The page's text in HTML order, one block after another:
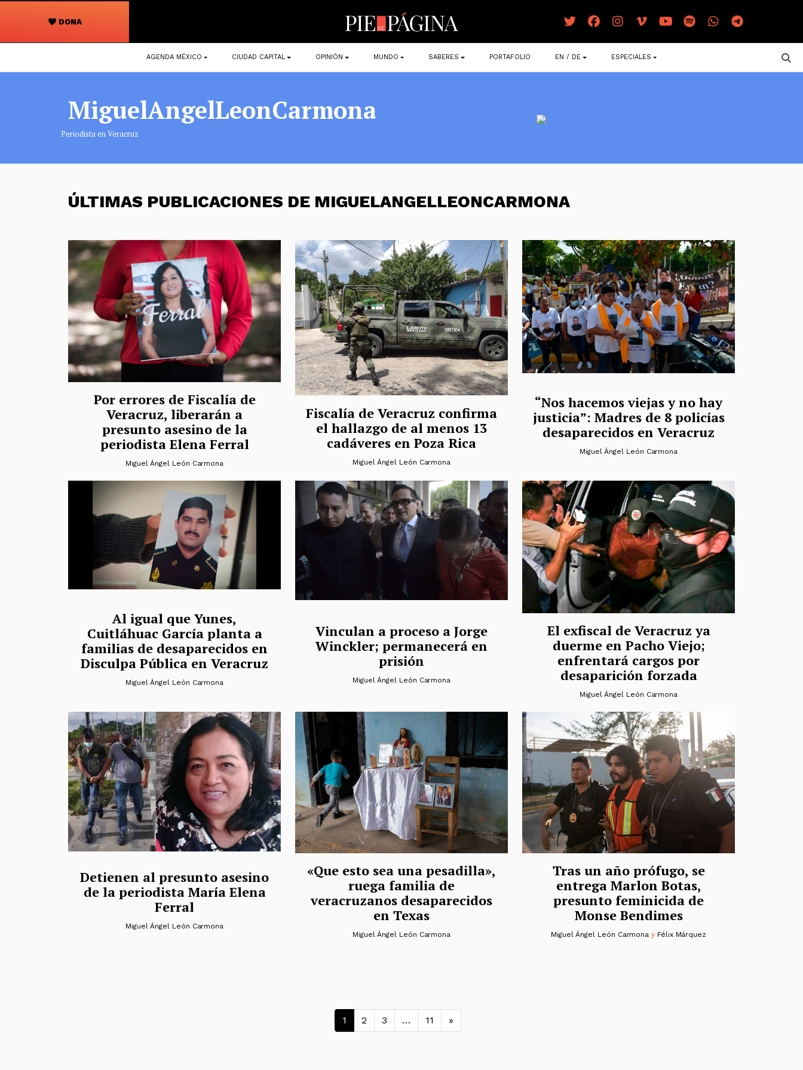
DONA
Navegación
principal
AGENDA MÉXICO CIUDAD CAPITAL OPINIÓN MUNDO SABERES PORTAFOLIO EN / DE ESPECIALES
MiguelAngelLeonCarmona
Periodista en Veracruz
ÚLTIMAS PUBLICACIONES DE MIGUELANGELLEONCARMONA
Por errores de Fiscalía de
Veracruz, liberarán a
presunto asesino de la
periodista Elena Ferral
Miguel Ángel León Carmona
Fiscalía de Veracruz confirma
el hallazgo de al menos 13
cadáveres en Poza Rica
Miguel Ángel León Carmona
“Nos hacemos viejas y no hay
justicia”: Madres de 8 policías
desaparecidos en Veracruz
Miguel Ángel León Carmona
Al igual que Yunes,
Cuitláhuac García planta a
familias de desaparecidos en
Disculpa Pública en Veracruz
Miguel Ángel León Carmona
Vinculan a proceso a Jorge
Winckler; permanecerá en
prisión
Miguel Ángel León Carmona
El exfiscal de Veracruz ya
duerme en Pacho Viejo;
enfrentará cargos por
desaparición forzada
Miguel Ángel León Carmona
Detienen al presunto asesino
de la periodista María Elena
Ferral
Miguel Ángel León Carmona
«Que esto sea una pesadilla»,
ruega familia de
veracruzanos desaparecidos
en Texas
Miguel Ángel León Carmona
Tras un año prófugo, se
entrega Marlon Botas,
presunto feminicida de
Monse Bendimes
Miguel Ángel León Carmona y Félix Márquez
Navegación de entradas
1 2 3 … 11 »